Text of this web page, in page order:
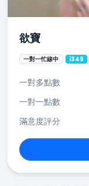
欲寶
一對一忙線中 i349
一對多點數
一對一點數
滿意度評分